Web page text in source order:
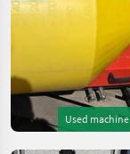
Used machine